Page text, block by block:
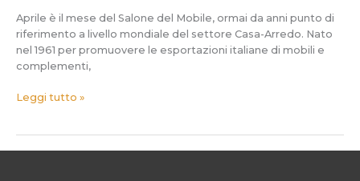
Aprile è il mese del Salone del Mobile, ormai da anni punto di
riferimento a livello mondiale del settore Casa-Arredo. Nato
nel 1961 per promuovere le esportazioni italiane di mobili e
complementi,
Leggi tutto »